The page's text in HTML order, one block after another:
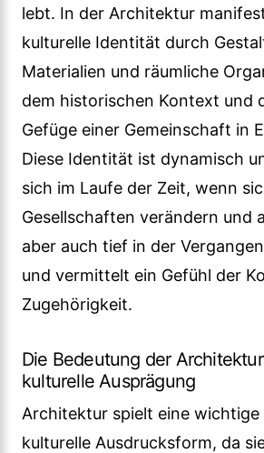
lebt. In der Architektur
kulturelle Identität durch
Materialien und räumliche
dem historischen Kontext und
Gefüge einer Gemeinschaft in
Diese Identität ist dynamisch
sich im Laufe der Zeit, wenn
Gesellschaften verändern und
aber auch tief in der
und vermittelt ein Gefühl der
Zugehörigkeit.
Die Bedeutung der
kulturelle Ausprägung
Architektur spielt eine wichtige
kulturelle Ausdrucksform, da